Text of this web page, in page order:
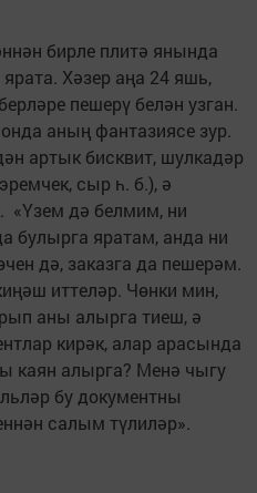
бирле плитә янында
Хәзер аңа 24 яшь,
пешерү белән узган.
аның фантазиясе зур.
артык бисквит, шулкадәр
сыр һ. б.), ә
«Үзем дә белмим, ни
булырга яратам, анда ни
дә, заказга да пешерәм.
иттеләр. Чөнки мин,
аны алырга тиеш, ә
кирәк, алар арасында
каян алырга? Менә чыгу
бу документны
салым түлиләр».